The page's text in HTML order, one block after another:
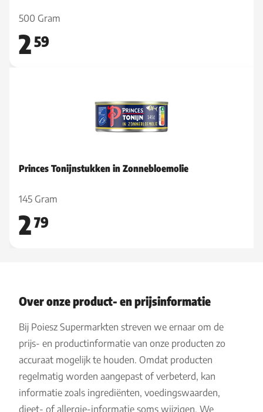
500 Gram
259
Princes Tonijnstukken in Zonnebloemolie
145 Gram
279
Over onze product- en prijsinformatie
Bij Poiesz Supermarkten streven we ernaar om de
prijs- en productinformatie van onze producten zo
accuraat mogelijk te houden. Omdat producten
regelmatig worden aangepast of verbeterd, kan
informatie zoals ingrediënten, voedingswaarden,
dieet- of allergie-informatie soms wijzigen. We